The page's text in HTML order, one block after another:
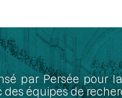
par Persée pour
équipes de